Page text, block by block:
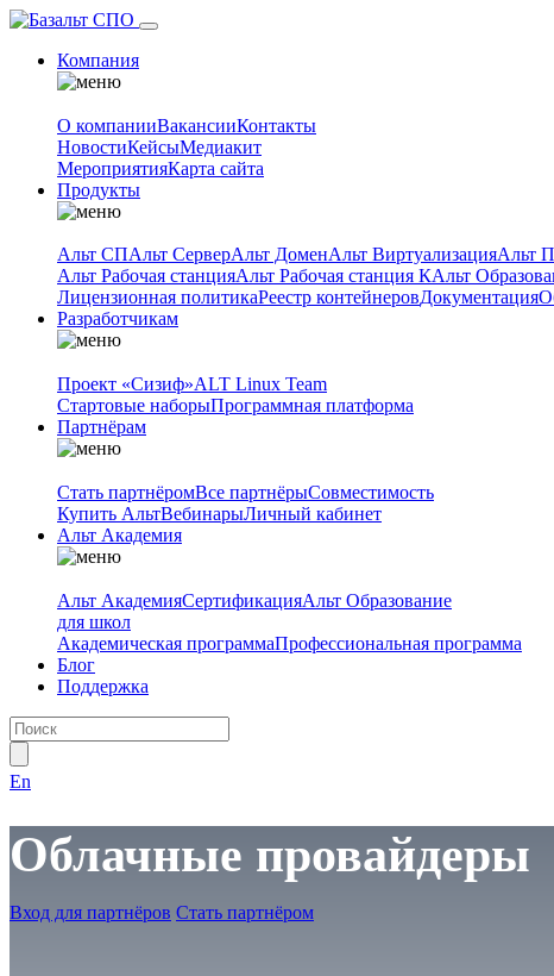
Компания
О компанииВакансииКонтакты
НовостиКейсыМедиакит
МероприятияКарта сайта
Продукты
Альт СПАльт СерверАльт ДоменАльт ВиртуализацияАльт
Альт Рабочая станцияАльт Рабочая станция КАльт
Лицензионная политикаРеестр контейнеровДокументация
Разработчикам
Проект «Сизиф»ALT Linux Team
Стартовые наборыПрограммная платформа
Партнёрам
Стать партнёромВсе партнёрыСовместимость
Купить АльтВебинарыЛичный кабинет
Альт Академия
Альт АкадемияСертификацияАльт Образование
для школ
Академическая программаПрофессиональная программа
Блог
Поддержка
En
Облачные провайдеры
Вход для партнёров Стать партнёром